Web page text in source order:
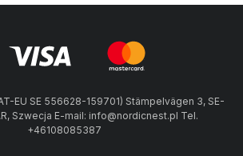
EU SE 556628-159701) Stämpelvägen 3, SE-
Szwecja E-mail: info@nordicnest.pl Tel.
+46108085387